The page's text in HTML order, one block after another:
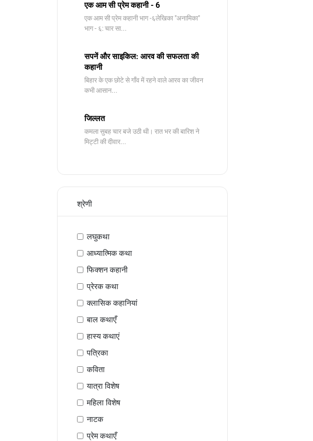
एक आम सी प्रेम कहानी - 6
​एक आम सी प्रेम कहानी भाग -६लेखिका "अनामिका"
भाग - ६: चार सा...
सपनें और साइकिल: आरव की सफलता की
कहानी
बिहार के एक छोटे से गाँव में रहने वाले आरव का जीवन
कभी आसान...
जिल्लत
कमला सुबह चार बजे उठी थी। रात भर की बारिश ने
मिट्टी की दीवार...
श्रेणी
लघुकथा
आध्यात्मिक कथा
फिक्शन कहानी
प्रेरक कथा
क्लासिक कहानियां
बाल कथाएँ
हास्य कथाएं
पत्रिका
कविता
यात्रा विशेष
महिला विशेष
नाटक
प्रेम कथाएँ